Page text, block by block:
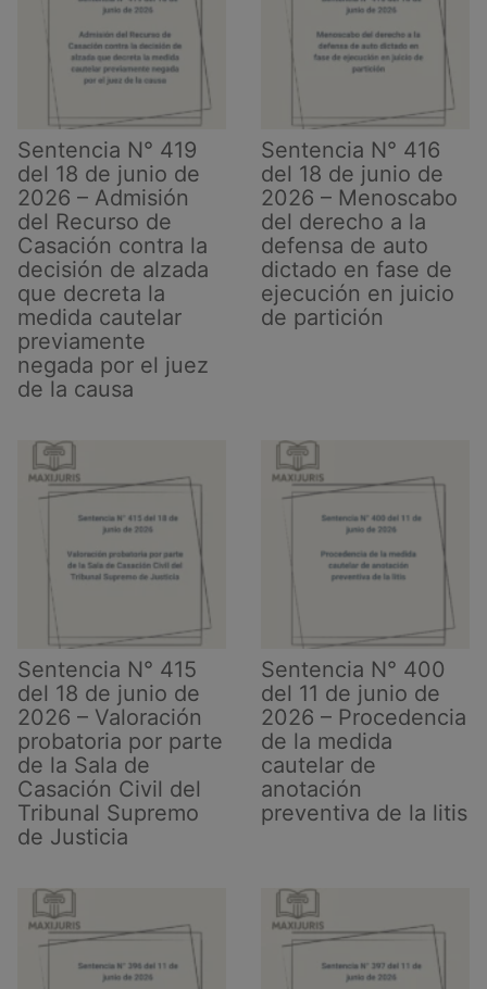
Procedencia
de
medidas
cautelares
por
reconocimiento
de
unión
estable
de
hecho
Sentencia N° 419
del 18 de junio de
2026 – Admisión
del Recurso de
Casación contra la
decisión de alzada
que decreta la
medida cautelar
previamente
negada por el juez
de la causa
Sentencia N° 416
del 18 de junio de
2026 – Menoscabo
del derecho a la
defensa de auto
dictado en fase de
ejecución en juicio
de partición
Sentencia N° 415
del 18 de junio de
2026 – Valoración
probatoria por parte
de la Sala de
Casación Civil del
Tribunal Supremo
de Justicia
Sentencia N° 400
del 11 de junio de
2026 – Procedencia
de la medida
cautelar de
anotación
preventiva de la litis